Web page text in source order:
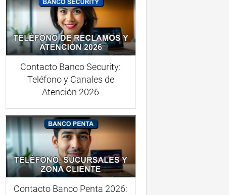
Contacto Banco Security:
Teléfono y Canales de
Atención 2026
Contacto Banco Penta 2026: